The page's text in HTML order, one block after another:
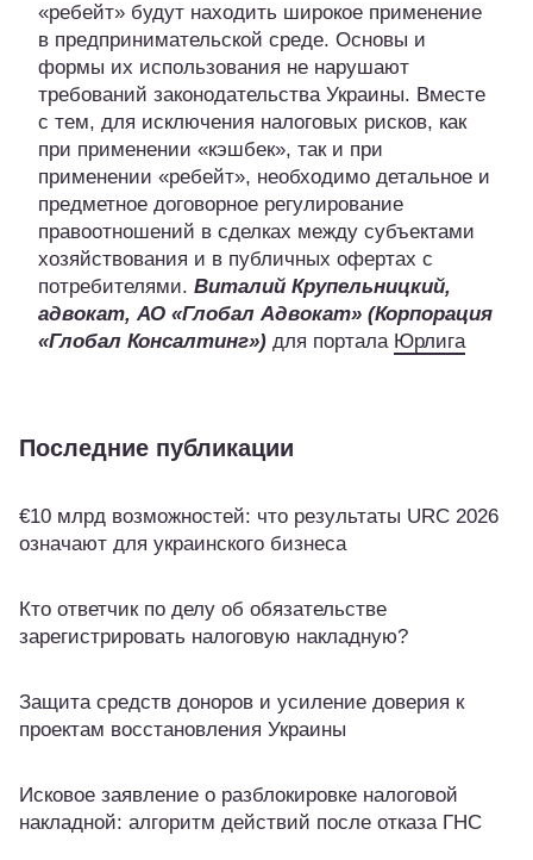
«ребейт» будут находить широкое применение
в предпринимательской среде. Основы и
формы их использования не нарушают
требований законодательства Украины. Вместе
с тем, для исключения налоговых рисков, как
при применении «кэшбек», так и при
применении «ребейт», необходимо детальное и
предметное договорное регулирование
правоотношений в сделках между субъектами
хозяйствования и в публичных офертах с
потребителями. Виталий Крупельницкий,
адвокат, АО «Глобал Адвокат» (Корпорация
«Глобал Консалтинг») для портала Юрлига
Последние публикации
€10 млрд возможностей: что результаты URC 2026
означают для украинского бизнеса
Кто ответчик по делу об обязательстве
зарегистрировать налоговую накладную?
Защита средств доноров и усиление доверия к
проектам восстановления Украины
Исковое заявление о разблокировке налоговой
накладной: алгоритм действий после отказа ГНС